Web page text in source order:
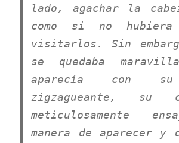
lado, agachar la
como si no
visitarlos. Sin
se quedaba
aparecía con su
zigzagueante, su
meticulosamente
manera de aparecer y